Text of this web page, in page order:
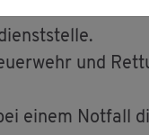
und
einem Not­fall